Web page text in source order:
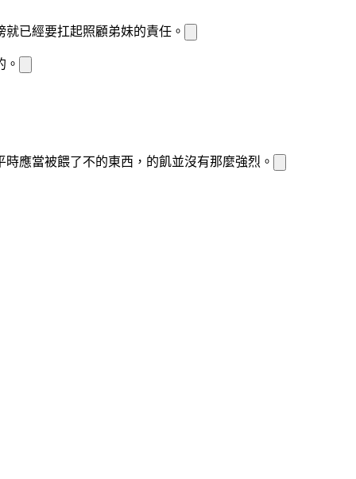
就已經要扛起照顧弟妹的責任。
。
時應當被餵了不的東西， 的飢並沒有那麼強烈。